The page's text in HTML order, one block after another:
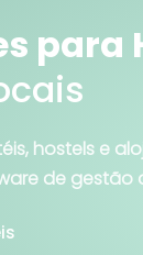
para
hostels e
de gestão